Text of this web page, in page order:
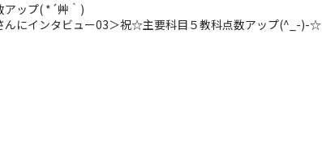
ップ( *´艸｀)
んにインタビュー03＞祝☆主要科目５教科点数アップ(^_-)-☆